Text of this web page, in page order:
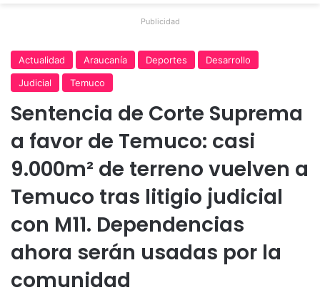
Publicidad
Actualidad Araucanía Deportes
Desarrollo
Judicial
Temuco
Sentencia de Corte Suprema
a favor de Temuco: casi
9.000m² de terreno vuelven a
Temuco tras litigio judicial
con M11. Dependencias
ahora serán usadas por la
comunidad